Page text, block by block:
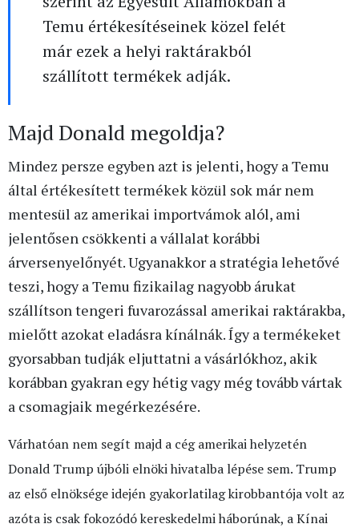
Temu értékesítéseinek közel felét
már ezek a helyi raktárakból
szállított termékek adják.
Majd Donald megoldja?
Mindez persze egyben azt is jelenti, hogy a Temu
által értékesített termékek közül sok már nem
mentesül az amerikai importvámok alól, ami
jelentősen csökkenti a vállalat korábbi
árversenyelőnyét. Ugyanakkor a stratégia lehetővé
teszi, hogy a Temu fizikailag nagyobb árukat
szállítson tengeri fuvarozással amerikai raktárakba,
mielőtt azokat eladásra kínálnák. Így a termékeket
gyorsabban tudják eljuttatni a vásárlókhoz, akik
korábban gyakran egy hétig vagy még tovább vártak
a csomagjaik megérkezésére.
Várhatóan nem segít majd a cég amerikai helyzetén
Donald Trump újbóli elnöki hivatalba lépése sem. Trump
az első elnöksége idején gyakorlatilag kirobbantója volt az
azóta is csak fokozódó kereskedelmi háborúnak, a Kínai